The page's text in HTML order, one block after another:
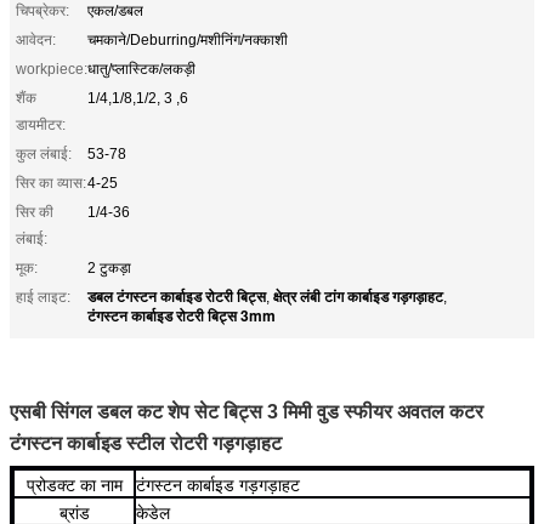
चिपब्रेकर:
एकल/डबल
आवेदन:
चमकाने/Deburring/मशीनिंग/नक्काशी
workpiece:धातु/प्लास्टिक/लकड़ी
शैंक
डायमीटर:
1/4,1/8,1/2, 3 ,6
कुल लंबाई:
53-78
सिर का व्यास:4-25
सिर की
लंबाई:
1/4-36
मूक:
2 टुकड़ा
हाई लाइट:
डबल टंगस्टन कार्बाइड रोटरी बिट्स, क्षेत्र लंबी टांग कार्बाइड गड़गड़ाहट,
टंगस्टन कार्बाइड रोटरी बिट्स 3mm
एसबी सिंगल डबल कट शेप सेट बिट्स 3 मिमी वुड स्फीयर अवतल कटर
टंगस्टन कार्बाइड स्टील रोटरी गड़गड़ाहट
प्रोडक्ट का नाम
टंगस्टन कार्बाइड गड़गड़ाहट
ब्रांड
केडेल